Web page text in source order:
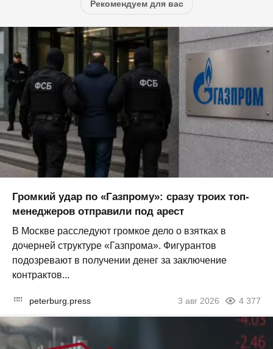
Рекомендуем для вас
Громкий удар по «Газпрому»: сразу троих топ-
менеджеров отправили под арест
В Москве расследуют громкое дело о взятках в
дочерней структуре «Газпрома». Фигурантов
подозревают в получении денег за заключение
контрактов...
peterburg.press 3 авг 2026 4 377